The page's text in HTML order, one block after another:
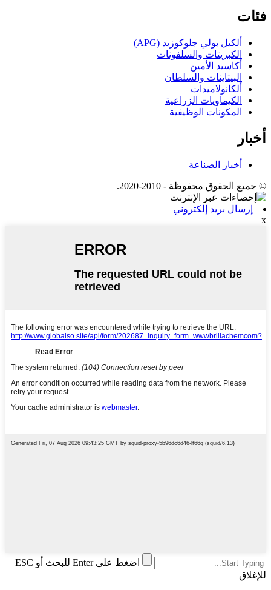
فئات
ألكيل بولي جلوكوزيد (APG)
الكبريتات والسلفونات
أكاسيد الأمين
البيتاينات والسلطان
ألكانولاميدات
الكيماويات الزراعية
المكونات الوظيفية
أخبار
أخبار الصناعة
© جميع الحقوق محفوظة - 2010-2020.
إرسال بريد إلكتروني
x
اضغط على Enter للبحث أو ESC
للإغلاق